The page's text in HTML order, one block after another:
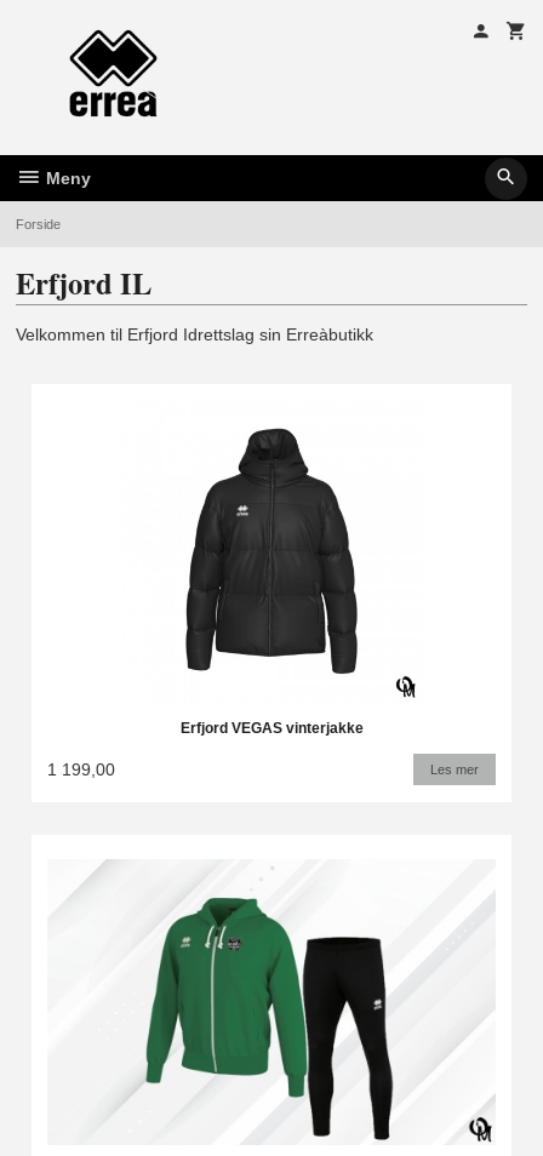
Meny
Forside
Erfjord IL
Velkommen til Erfjord Idrettslag sin Erreàbutikk
Erfjord VEGAS vinterjakke
1 199,00 Les mer